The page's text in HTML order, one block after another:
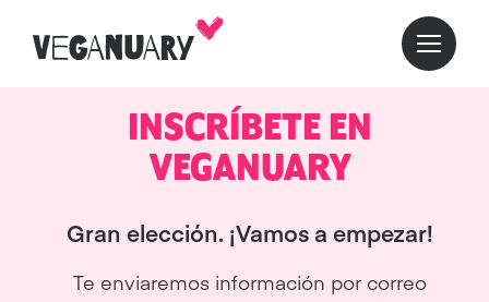
INSCRÍBETE EN
VEGANUARY
Gran elección. ¡Vamos a empezar!
Te enviaremos información por correo